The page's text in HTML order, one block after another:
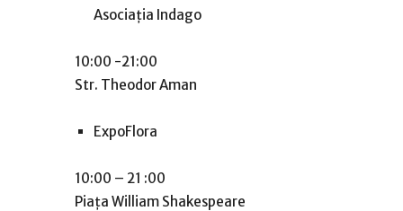
Asociația Indago
10:00 -21:00
Str. Theodor Aman
ExpoFlora
10:00 – 21 :00
Piața William Shakespeare